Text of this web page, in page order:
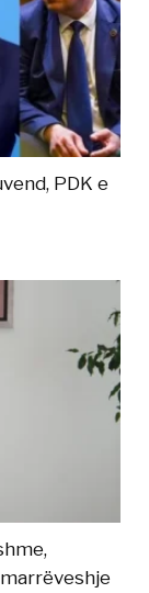
PDK e